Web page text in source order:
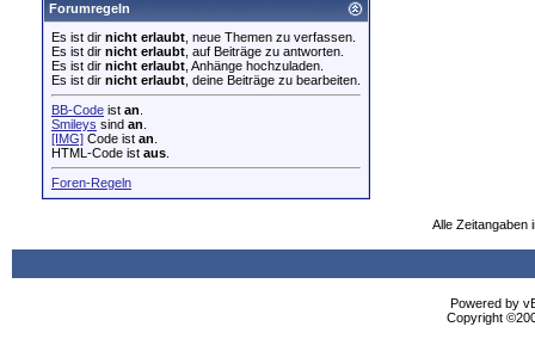
Forumregeln
Es ist dir nicht erlaubt , neue Themen zu verfassen.
Es ist dir nicht erlaubt , auf Beiträge zu antworten.
Es ist dir nicht erlaubt , Anhänge hochzuladen.
Es ist dir nicht erlaubt , deine Beiträge zu bearbeiten.
BB-Code ist an
Smileys sind an
[IMG] Code ist an
HTML-Code ist aus
Foren-Regeln
Alle Zeitangaben
Powered by
Copyright